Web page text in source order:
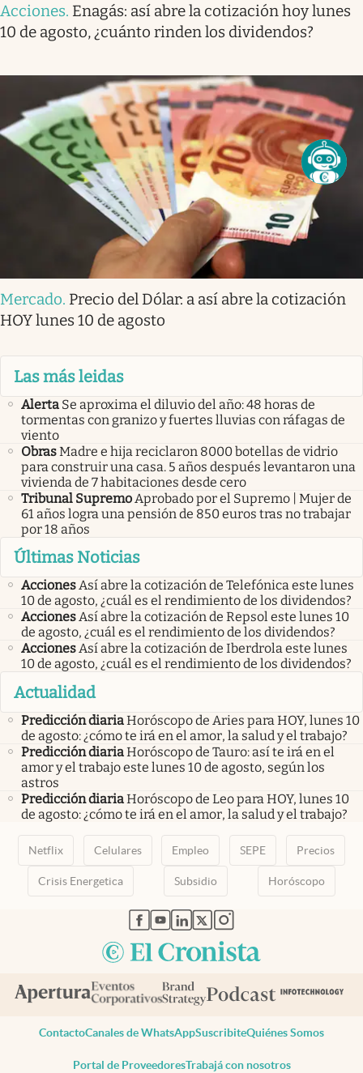
Acciones. Enagás: así abre la cotización hoy lunes
10 de agosto, ¿cuánto rinden los dividendos?
Mercado. Precio del Dólar: a así abre la cotización
HOY lunes 10 de agosto
Las más leidas
Alerta Se aproxima el diluvio del año: 48 horas de
tormentas con granizo y fuertes lluvias con ráfagas de
viento
ObrasMadre e hija reciclaron 8000 botellas de vidrio
para construir una casa. 5 años después levantaron una
vivienda de 7 habitaciones desde cero
Tribunal SupremoAprobado por el Supremo | Mujer de
61 años logra una pensión de 850 euros tras no trabajar
por 18 años
Últimas Noticias
AccionesAsí abre la cotización de Telefónica este lunes
10 de agosto, ¿cuál es el rendimiento de los dividendos?
AccionesAsí abre la cotización de Repsol este lunes 10
de agosto, ¿cuál es el rendimiento de los dividendos?
AccionesAsí abre la cotización de Iberdrola este lunes
10 de agosto, ¿cuál es el rendimiento de los dividendos?
Actualidad
Predicción diariaHoróscopo de Aries para HOY, lunes 10
de agosto: ¿cómo te irá en el amor, la salud y el trabajo?
Predicción diariaHoróscopo de Tauro: así te irá en el
amor y el trabajo este lunes 10 de agosto, según los
astros
Predicción diariaHoróscopo de Leo para HOY, lunes 10
de agosto: ¿cómo te irá en el amor, la salud y el trabajo?
Netflix Celulares Empleo SEPE Precios
Crisis Energetica Subsidio Horóscopo
abre en nueva pestaña
abre en nueva pestaña
abre en nueva pestaña
abre en nueva pestaña
abre en nueva pestaña
ContactoCanales de WhatsAppSuscribiteQuiénes Somos
Portal de ProveedoresTrabajá con nosotros